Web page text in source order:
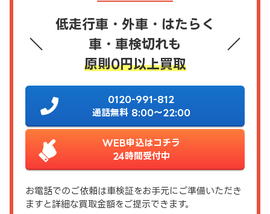
低走行車・外車・はたらく
車・車検切れも
原則0円以上買取
0120-991-812
通話無料 8:00～22:00
WEB申込はコチラ
24時間受付中
お電話でのご依頼は車検証をお手元にご準備いただき
ますと詳細な買取金額をご提示できます。